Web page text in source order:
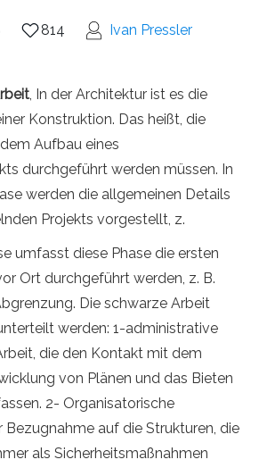
814 Ivan Pressler
, In der Architektur ist es die
Konstruktion. Das heißt, die
Aufbau eines
durchgeführt werden müssen. In
werden die allgemeinen Details
Projekts vorgestellt, z.
umfasst diese Phase die ersten
Ort durchgeführt werden, z. B.
Die schwarze Arbeit
werden: 1-administrative
die den Kontakt mit dem
von Plänen und das Bieten
2- Organisatorische
auf die Strukturen, die
als Sicherheitsmaßnahmen